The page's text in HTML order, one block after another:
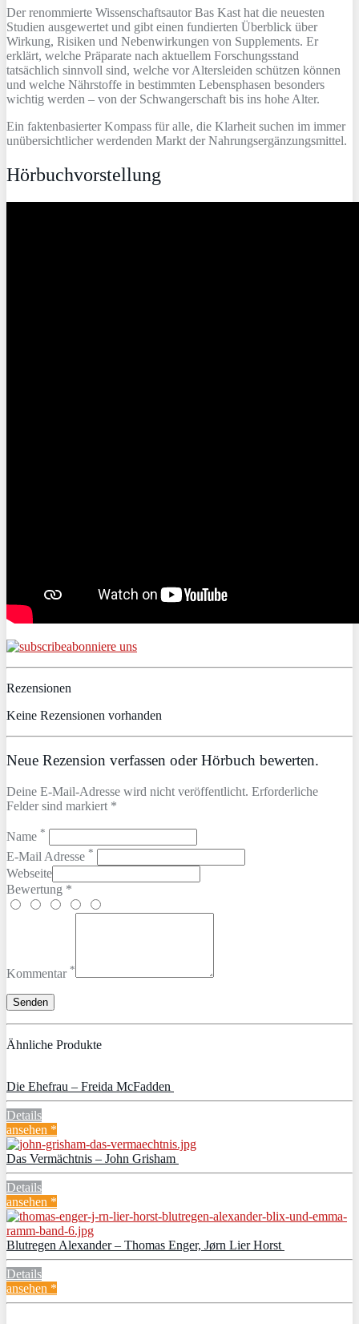
Der renommierte Wissenschaftsautor Bas Kast hat die neuesten
Studien ausgewertet und gibt einen fundierten Überblick über
Wirkung, Risiken und Nebenwirkungen von Supplements. Er
erklärt, welche Präparate nach aktuellem Forschungsstand
tatsächlich sinnvoll sind, welche vor Altersleiden schützen können
und welche Nährstoffe in bestimmten Lebensphasen besonders
wichtig werden – von der Schwangerschaft bis ins hohe Alter.
Ein faktenbasierter Kompass für alle, die Klarheit suchen im immer
unübersichtlicher werdenden Markt der Nahrungsergänzungsmittel.
Hörbuchvorstellung
abonniere uns
Rezensionen
Keine Rezensionen vorhanden
Neue Rezension verfassen oder Hörbuch bewerten.
Deine E-Mail-Adresse wird nicht veröffentlicht. Erforderliche
Felder sind markiert *
Name *
E-Mail Adresse *
Webseite
Bewertung *
Kommentar *
Ähnliche Produkte
Die Ehefrau – Freida McFadden
Details
ansehen *
Das Vermächtnis – John Grisham
Details
ansehen *
Blutregen Alexander – Thomas Enger, Jørn Lier Horst
Details
ansehen *